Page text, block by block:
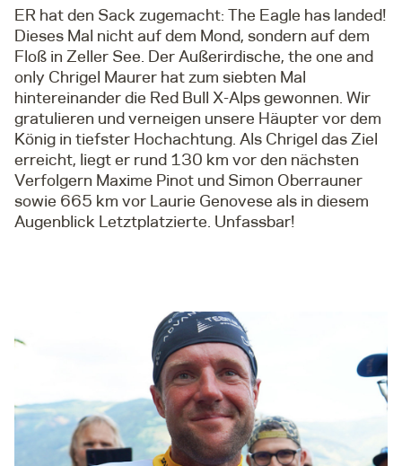
ER hat den Sack zugemacht: The Eagle has landed!
Dieses Mal nicht auf dem Mond, sondern auf dem
Floß in Zeller See. Der Außerirdische, the one and
only Chrigel Maurer hat zum siebten Mal
hintereinander die Red Bull X-Alps gewonnen. Wir
gratulieren und verneigen unsere Häupter vor dem
König in tiefster Hochachtung. Als Chrigel das Ziel
erreicht, liegt er rund 130 km vor den nächsten
Verfolgern Maxime Pinot und Simon Oberrauner
sowie 665 km vor Laurie Genovese als in diesem
Augenblick Letztplatzierte. Unfassbar!